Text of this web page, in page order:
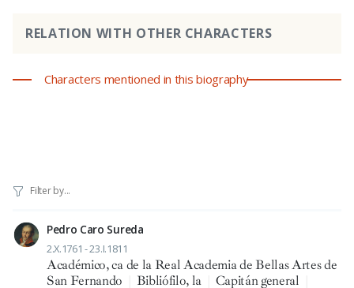
RELATION WITH OTHER CHARACTERS
Characters mentioned in this biography
Pedro Caro Sureda
2.X.1761 - 23.I.1811
Académico, ca de la Real Academia de Bellas Artes de
San Fernando
Bibliófilo, la Capitán general